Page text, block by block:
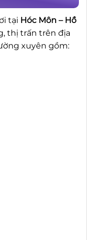
tại Hóc Môn – Hồ
thị trấn trên địa
xuyên gồm: